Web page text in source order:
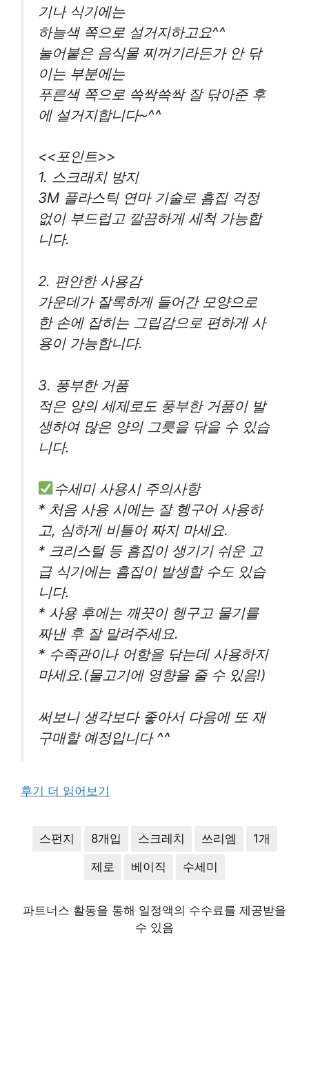
기나 식기에는
하늘색 쪽으로 설거지하고요^^
눌어붙은 음식물 찌꺼기라든가 안 닦
이는 부분에는
푸른색 쪽으로 쓱싹쓱싹 잘 닦아준 후
에 설거지합니다~^^
<<포인트>>
1. 스크래치 방지
3M 플라스틱 연마 기술로 흠집 걱정
없이 부드럽고 깔끔하게 세척 가능합
니다.
2. 편안한 사용감
가운데가 잘록하게 들어간 모양으로
한 손에 잡히는 그립감으로 편하게 사
용이 가능합니다.
3. 풍부한 거품
적은 양의 세제로도 풍부한 거품이 발
생하여 많은 양의 그릇을 닦을 수 있습
니다.
수세미 사용시 주의사항
* 처음 사용 시에는 잘 헹구어 사용하
고, 심하게 비틀어 짜지 마세요.
* 크리스털 등 흠집이 생기기 쉬운 고
급 식기에는 흠집이 발생할 수도 있습
니다.
* 사용 후에는 깨끗이 헹구고 물기를
짜낸 후 잘 말려주세요.
* 수족관이나 어항을 닦는데 사용하지
마세요.(물고기에 영향을 줄 수 있음!)
써보니 생각보다 좋아서 다음에 또 재
구매할 예정입니다 ^^
후기 더 읽어보기
스펀지 8개입 스크레치 쓰리엠 1개
제로 베이직 수세미